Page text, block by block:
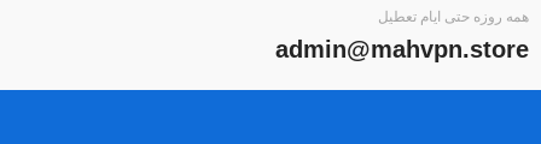
همه روزه حتی ایام تعطیل
admin@mahvpn.store